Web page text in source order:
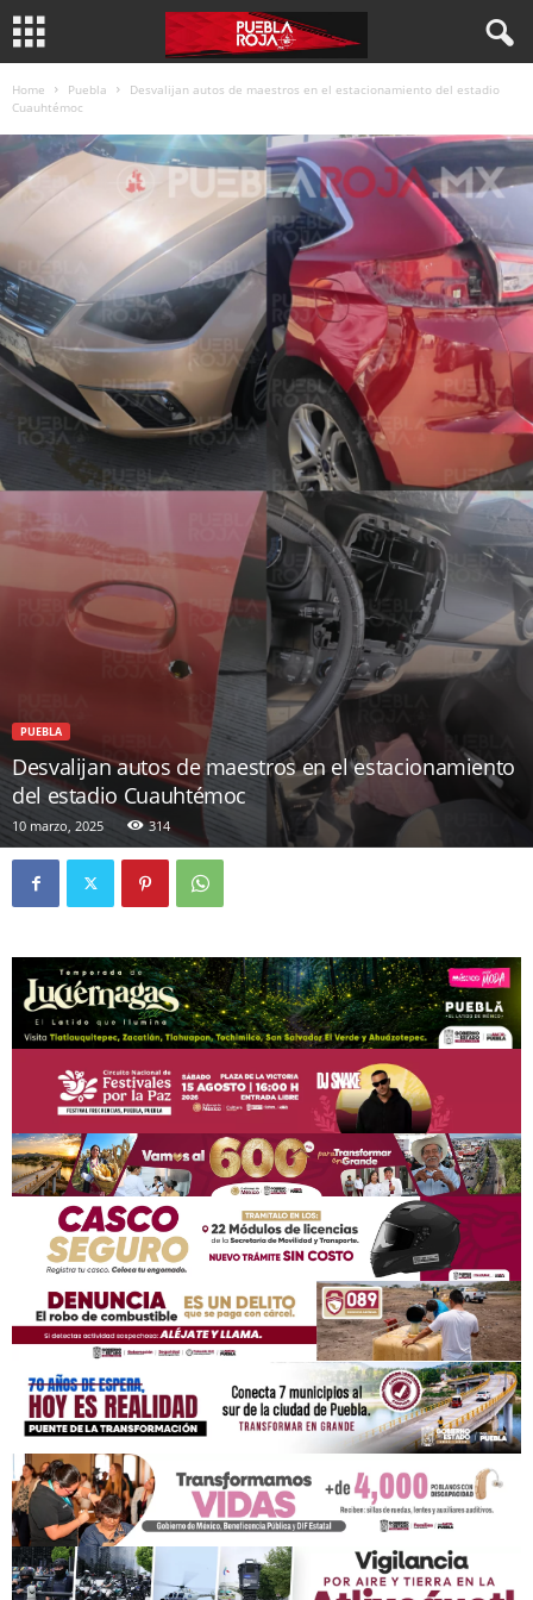
Home Puebla
Desvalijan autos de maestros en el estacionamiento del estadio
Cuauhtémoc
PUEBLA
Desvalijan autos de maestros en el estacionamiento
del estadio Cuauhtémoc
10 marzo, 2025 314